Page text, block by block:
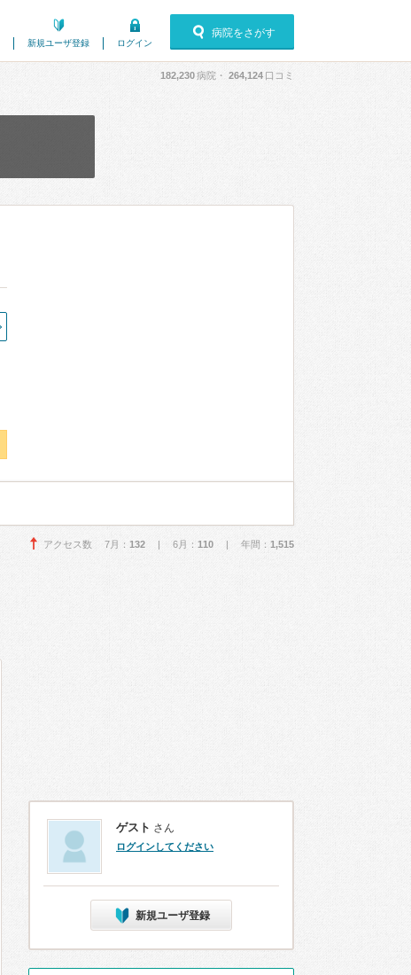
新規ユーザ登録 ログイン
病院をさがす
182,230病院・ 264,124 口コミ
アクセス数 7月： 132 | 6月： 110 | 年間： 1,515
ゲスト さん
ログインしてください
新規ユーザ登録